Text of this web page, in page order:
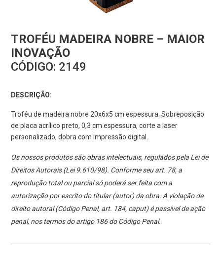
TROFÉU MADEIRA NOBRE – MAIOR
INOVAÇÃO
CÓDIGO: 2149
DESCRIÇÃO:
Troféu de madeira nobre 20x6x5 cm espessura. Sobreposição
de placa acrílico preto, 0,3 cm espessura, corte a laser
personalizado, dobra com impressão digital.
Os nossos produtos são obras intelectuais, regulados pela Lei de
Direitos Autorais (Lei 9.610/98). Conforme seu art. 78, a
reprodução total ou parcial só poderá ser feita com a
autorização por escrito do titular (autor) da obra. A violação de
direito autoral (Código Penal, art. 184, caput) é passível de ação
penal, nos termos do artigo 186 do Código Penal.